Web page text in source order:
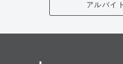
アルバイ